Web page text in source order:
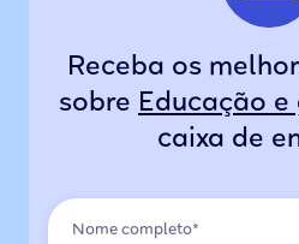
Receba os
sobre Educação
caixa de
Nome completo*